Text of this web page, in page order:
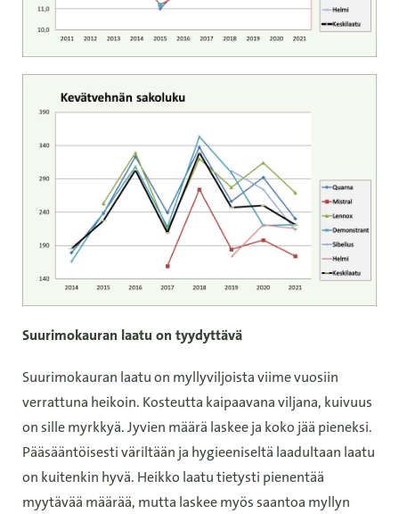
Suurimokauran laatu on tyydyttävä
Suurimokauran laatu on myllyviljoista viime vuosiin
verrattuna heikoin. Kosteutta kaipaavana viljana, kuivuus
on sille myrkkyä. Jyvien määrä laskee ja koko jää pieneksi.
Pääsääntöisesti väriltään ja hygieeniseltä laadultaan laatu
on kuitenkin hyvä. Heikko laatu tietysti pienentää
myytävää määrää, mutta laskee myös saantoa myllyn